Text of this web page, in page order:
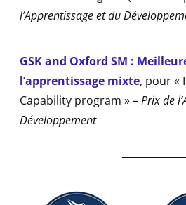
l’Apprentissage et du
GSK and Oxford SM :
l’apprentissage mixte, pour «
Capability program » –Prix de
Développement